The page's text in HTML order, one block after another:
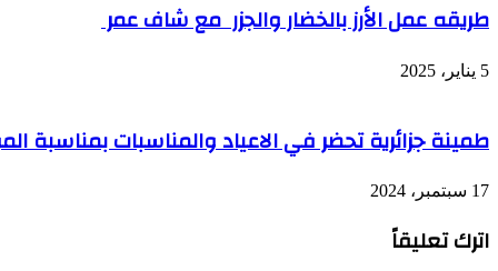
طريقه عمل الأرز بالخضار والجزر مع شاف عمر
5 يناير، 2025
طمينة جزائرية تحضر في الاعياد والمناسبات بمناسبة
17 سبتمبر، 2024
اترك تعليقاً